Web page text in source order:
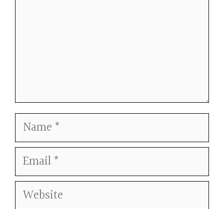
Name
Email
Website